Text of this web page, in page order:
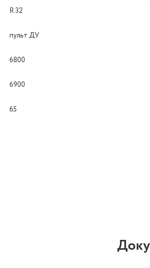
R 32
пульт ДУ
6800
6900
65